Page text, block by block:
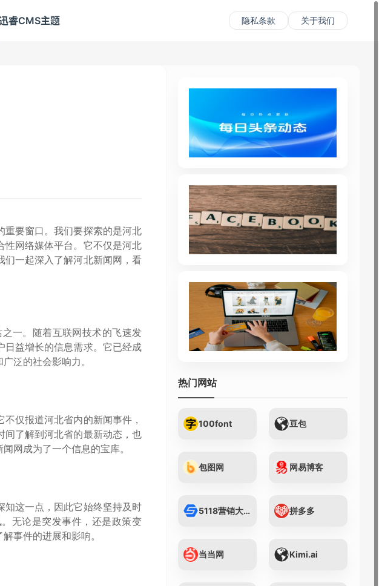
睿CMS主题 隐私条款 关于我们
要窗口。我们要探索的是河北
网络媒体平台。它不仅是河北
一起深入了解河北新闻网，看
一。随着互联网技术的飞速发
日益增长的信息需求。它已经成
泛的社会影响力。
仅报道河北省内的新闻事件，
了解到河北省的最新动态，也
网成为了一个信息的宝库。
这一点，因此它始终坚持及时
无论是突发事件，还是政策变
事件的进展和影响。
热门网站
100font 豆包
包图网 网易博客
5118营销大数据... 拼多多
当当网 Kimi.ai